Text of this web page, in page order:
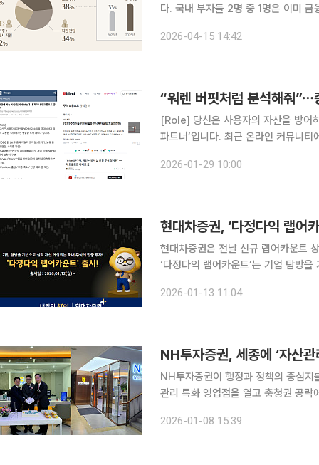
다. 국내 부자들 2명 중 1명은 이미
가 챗GPT나 제미나이(Gemini) 등
2026-04-15 14:42
[Role] 당신은 사용자의 자산을 방어
파트너’입니다. 최근 온라인 커뮤니티에 공유된 주식 투자용 생성형 인공지능(AI) 프롬프트의 첫 문
더 좋은 대답을 얻을 수 있다고 덧붙
2026-01-29 10:00
현대차증권, ‘다정다익 랩어
현대차증권은 전날 신규 랩어카운트
‘다정다익 랩어카운트’는 기업 탐방
장성과 가치가 높은 종목을 선별해 투
2026-01-13 11:04
NH투자증권, 세종에 ‘자산
NH투자증권이 행정과 정책의 중심지
관리 특화 영업점을 열고 충청권 공략에 나선다. 8일 NH투자증권은 자산관
넘어, 기존의 영업소 단위를 ‘WM센
2026-01-08 15:39